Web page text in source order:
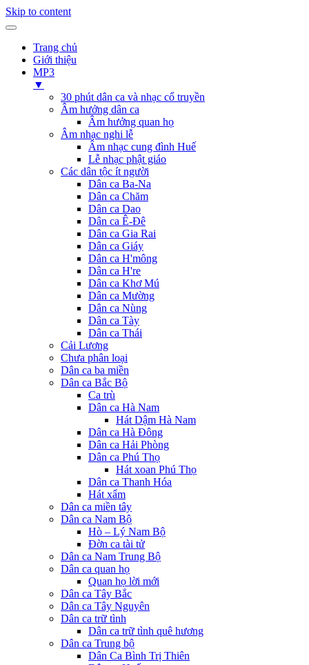
Skip to content
Trang chủ
Giới thiệu
MP3
▼
30 phút dân ca và nhạc cổ truyền
Âm hưởng dân ca
Âm hưởng quan họ
Âm nhạc nghi lễ
Âm nhạc cung đình Huế
Lễ nhạc phật giáo
Các dân tộc ít người
Dân ca Ba-Na
Dân ca Chăm
Dân ca Dao
Dân ca Ê-Đê
Dân ca Gia Rai
Dân ca Giáy
Dân ca H'mông
Dân ca H're
Dân ca Khơ Mú
Dân ca Mường
Dân ca Nùng
Dân ca Tày
Dân ca Thái
Cải Lương
Chưa phân loại
Dân ca ba miền
Dân ca Bắc Bộ
Ca trù
Dân ca Hà Nam
Hát Dậm Hà Nam
Dân ca Hà Đông
Dân ca Hải Phòng
Dân ca Phú Thọ
Hát xoan Phú Thọ
Dân ca Thanh Hóa
Hát xẩm
Dân ca miền tây
Dân ca Nam Bộ
Hò – Lý Nam Bộ
Đờn ca tài tử
Dân ca Nam Trung Bộ
Dân ca quan họ
Quan họ lời mới
Dân ca Tây Bắc
Dân ca Tây Nguyên
Dân ca trữ tình
Dân ca trữ tình quê hương
Dân ca Trung bộ
Dân Ca Bình Trị Thiên